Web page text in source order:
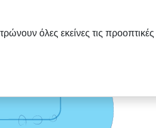
όλες εκείνες τις προοπτικές